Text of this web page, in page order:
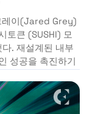
레이(Jared Grey)
토큰 (SUSHI) 모
. 재설계된 내부
성공을 촉진하기